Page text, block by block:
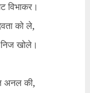
विभाकर।
को ले,
खोले।
अनल की,